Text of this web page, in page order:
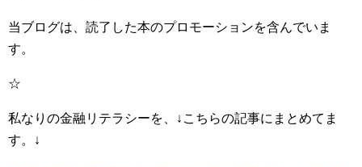
当ブログは、読了した本のプロモーションを含んでいま
す。
☆
私なりの金融リテラシーを、↓こちらの記事にまとめてま
す。↓